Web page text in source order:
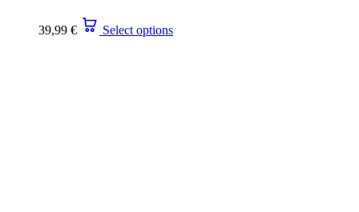
39,99 € Select options